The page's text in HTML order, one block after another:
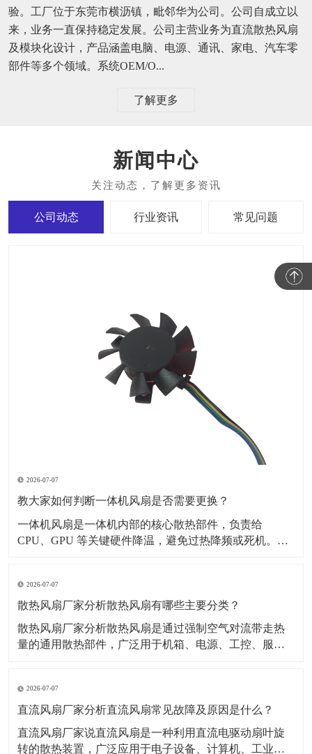
验。工厂位于东莞市横沥镇，毗邻华为公司。公司自成立以
来，业务一直保持稳定发展。公司主营业务为直流散热风扇
及模块化设计，产品涵盖电脑、电源、通讯、家电、汽车零
部件等多个领域。系统OEM/O...
了解更多
新闻中心
公司动态 行业资讯 常见问题
2026-07-07
教大家如何判断一体机风扇是否需要更换？
一体机风扇是一体机内部的核心散热部件，负责给
CPU、GPU 等关键硬件降温，避免过热降频或死机。​下
就响，越转越响。转速忽快忽慢、异响间歇性电机老
化、供电不稳。完全没声音，但电脑巨烫风扇卡死不
2026-07-07
散热风扇厂家分析散热风扇有哪些主要分类？
散热风扇厂家分析散热风扇是通过强制空气对流带走热
量的通用散热部件，广泛用于机箱、电源、工控、服务
机）：风压高、风量小，适合狭小空间、风道散热按尺
寸2510、4010、6015、8025、9225、120
2026-07-07
直流风扇厂家分析直流风扇常见故障及原因是什么？
直流风扇厂家说直流风扇是一种利用直流电驱动扇叶旋
转的散热装置，广泛应用于电子设备、计算机、工业机